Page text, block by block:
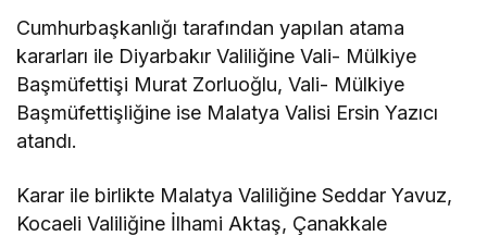
Cumhurbaşkanlığı tarafından yapılan atama
kararları ile Diyarbakır Valiliğine Vali- Mülkiye
Başmüfettişi Murat Zorluoğlu, Vali- Mülkiye
Başmüfettişliğine ise Malatya Valisi Ersin Yazıcı
atandı.
Karar ile birlikte Malatya Valiliğine Seddar Yavuz,
Kocaeli Valiliğine İlhami Aktaş, Çanakkale